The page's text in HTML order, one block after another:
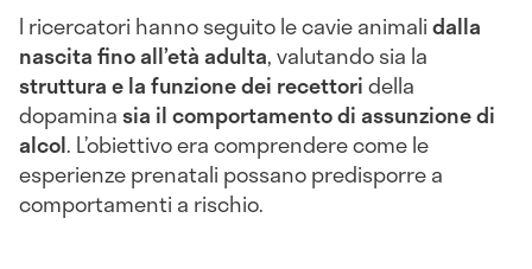
I ricercatori hanno seguito le cavie animalidalla
nascita fino all’età adulta, valutando sia la
struttura e la funzione dei recettoridella
dopaminasia il comportamento di assunzione di
alcol. L’obiettivo era comprendere come le
esperienze prenatali possano predisporre a
comportamenti a rischio.